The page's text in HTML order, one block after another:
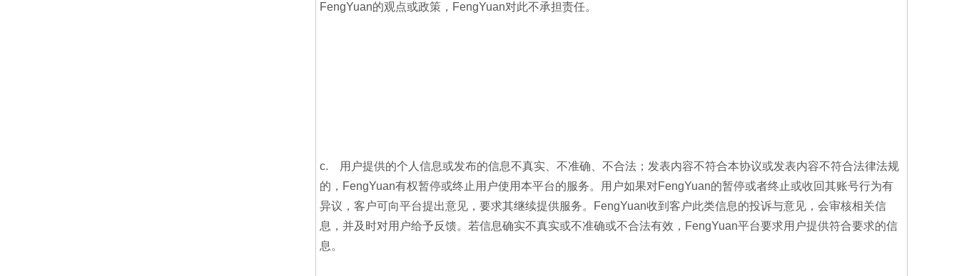
FengYuan的观点或政策，FengYuan对此不承担责任。
c. 用户提供的个人信息或发布的信息不真实、不准确、不合法；发表内容不符合本协议或发表内容不符合法律法规
的，FengYuan有权暂停或终止用户使用本平台的服务。用户如果对FengYuan的暂停或者终止或收回其账号行为有
异议，客户可向平台提出意见，要求其继续提供服务。FengYuan收到客户此类信息的投诉与意见，会审核相关信
息，并及时对用户给予反馈。若信息确实不真实或不准确或不合法有效，FengYuan平台要求用户提供符合要求的信
息。